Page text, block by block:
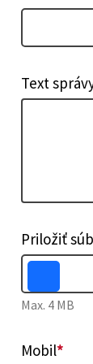
Text
Priložiť
Max. 4 MB
Mobil*